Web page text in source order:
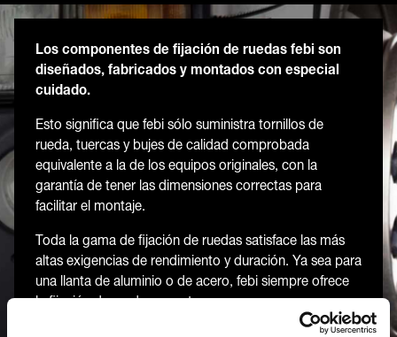
Los componentes de fijación de ruedas febi son
diseñados, fabricados y montados con especial
cuidado.
Esto significa que febi sólo suministra tornillos de
rueda, tuercas y bujes de calidad comprobada
equivalente a la de los equipos originales, con la
garantía de tener las dimensiones correctas para
facilitar el montaje.
Toda la gama de fijación de ruedas satisface las más
altas exigencias de rendimiento y duración. Ya sea para
una llanta de aluminio o de acero, febi siempre ofrece
la fijación de rueda correcta.